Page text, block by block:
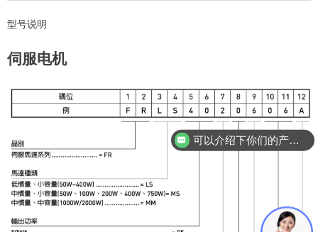
型号说明
伺服电机
可以介绍下你们的产品么？